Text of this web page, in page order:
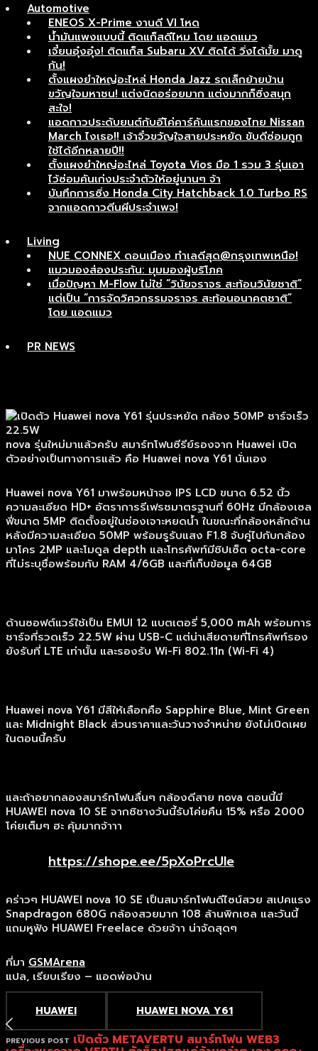
Automotive
ENEOS X-Prime งานดี VI โหด
น้ำมันแพงแบบนี้ ติดแก็สดีไหม โดย แอดแมว
เจี๋ยนอุ๋งอุ๋ง! ติดแก็ส Subaru XV ติดได้ วิ่งได้มั้ย มาดู
กัน!
ตั้งแผงยำใหญ่อะไหล่ Honda Jazz รถเล็กย้ายบ้าน
ขวัญใจมหาชน! แต่งนิดอร่อยมาก แต่งมากก็ซิ่งสนุก
สะใจ!
แอดกาวประดับยนต์กับอีโค่คาร์คันแรกของไทย Nissan
March ไงเธอ!! เจ้าจิ๋วขวัญใจสายประหยัด ขับดีซ่อมถูก
ใช้ได้อีกหลายปี!!
ตั้งแผงยำใหญ่อะไหล่ Toyota Vios มือ 1 รวม 3 รุ่นเอา
ไว้ซ่อมคันเก่งประจำตัวให้อยู่นานๆ จ้า
บันทึกการซิ่ง Honda City Hatchback 1.0 Turbo RS
จากแอดกาวตีนผีประจำเพจ!
Living
NUE CONNEX ดอนเมือง ทำเลดีสุด@กรุงเทพเหนือ!
แมวมองส่องประกัน: มุมมองผู้บริโภค
เมื่อปัญหา M-Flow ไม่ใช่ “วินัยจราจร สะท้อนวินัยชาติ”
แต่เป็น “การจัดวิศวกรรมจราจร สะท้อนอนาคตชาติ”
โดย แอดแมว
PR NEWS
nova รุ่นใหม่มาแล้วครับ สมาร์ทโฟนซีรีย์รองจาก Huawei เปิด
ตัวอย่างเป็นทางการแล้ว คือ Huawei nova Y61 นั่นเอง
Huawei nova Y61 มาพร้อมหน้าจอ IPS LCD ขนาด 6.52 นิ้ว
ความละเอียด HD+ อัตราการรีเฟรชมาตรฐานที่ 60Hz มีกล้องเซล
ฟี่ขนาด 5MP ติดตั้งอยู่ในช่องเจาะหยดน้ำ ในขณะที่กล้องหลักด้าน
หลังมีความละเอียด 50MP พร้อมรูรับแสง F1.8 จับคู่ไปกับกล้อง
มาโคร 2MP และโมดูล depth และโทรศัพท์มีชิปเซ็ต octa-core
ที่ไม่ระบุชื่อพร้อมกับ RAM 4/6GB และที่เก็บข้อมูล 64GB
ด้านซอฟต์แวร์ใช้เป็น EMUI 12 แบตเตอรี่ 5,000 mAh พร้อมการ
ชาร์จที่รวดเร็ว 22.5W ผ่าน USB-C แต่น่าเสียดายที่โทรศัพท์รอง
ยังรับที่ LTE เท่านั้น และรองรับ Wi-Fi 802.11n (Wi-Fi 4)
Huawei nova Y61 มีสีให้เลือกคือ Sapphire Blue, Mint Green
และ Midnight Black ส่วนราคาและวันวางจำหน่าย ยังไม่เปิดเผย
ในตอนนี้ครับ
และถ้าอยากลองสมาร์ทโฟนลื่นๆ กล้องดีสาย nova ตอนนี้มี
HUAWEI nova 10 SE จากชิชางวันนี้รับโค่ยคืน 15% หรือ 2000
โค่ยเต็มๆ ฮะ คุ้มมากจ้าาา
https://shope.ee/5pXoPrcUle
คร่าวๆ HUAWEI nova 10 SE เป็นสมาร์ทโฟนดีไซน์สวย สเปคแรง
Snapdragon 680G กล้องสวยมาก 108 ล้านพิกเซล และวันนี้
แถมหูฟัง HUAWEI Freelace ด้วยจ้าา น่าจัดสุดๆ
ที่มา GSMArena
แปล, เรียบเรียง – แอดพ่อบ้าน
HUAWEI HUAWEI NOVA Y61
PREVIOUS POST เปิดตัว METAVERTU สมาร์ทโฟน WEB3